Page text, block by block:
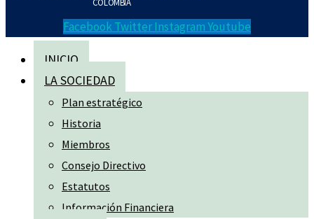
COLOMBIA
Facebook Twitter InstagramYoutube
INICIO
LA SOCIEDAD
Plan estratégico
Historia
Miembros
Consejo Directivo
Estatutos
Información Financiera